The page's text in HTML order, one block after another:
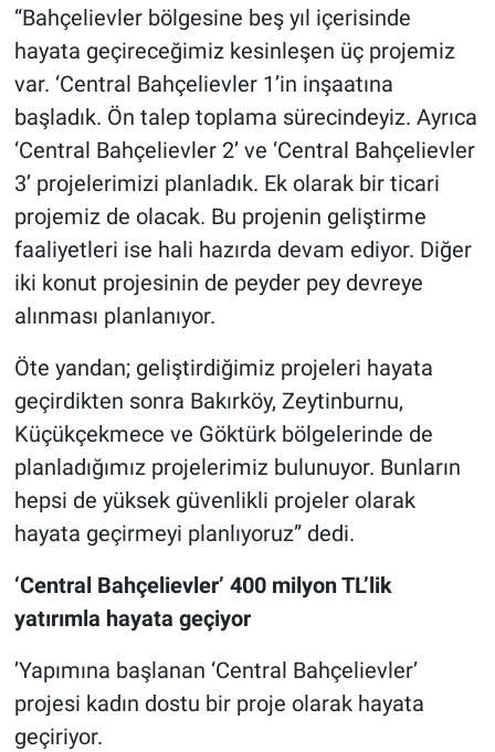
“Bahçelievler bölgesine beş yıl içerisinde
hayata geçireceğimiz kesinleşen üç projemiz
var. ‘Central Bahçelievler 1’in inşaatına
başladık. Ön talep toplama sürecindeyiz. Ayrıca
‘Central Bahçelievler 2’ ve ‘Central Bahçelievler
3’ projelerimizi planladık. Ek olarak bir ticari
projemiz de olacak. Bu projenin geliştirme
faaliyetleri ise hali hazırda devam ediyor. Diğer
iki konut projesinin de peyder pey devreye
alınması planlanıyor.
Öte yandan; geliştirdiğimiz projeleri hayata
geçirdikten sonra Bakırköy, Zeytinburnu,
Küçükçekmece ve Göktürk bölgelerinde de
planladığımız projelerimiz bulunuyor. Bunların
hepsi de yüksek güvenlikli projeler olarak
hayata geçirmeyi planlıyoruz” dedi.
‘Central Bahçelievler’ 400 milyon TL’lik
yatırımla hayata geçiyor
’Yapımına başlanan ‘Central Bahçelievler’
projesi kadın dostu bir proje olarak hayata
geçiriyor.